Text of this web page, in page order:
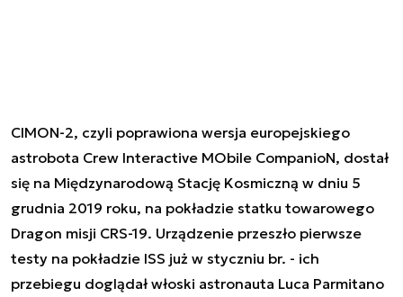
CIMON-2, czyli poprawiona wersja europejskiego
astrobota Crew Interactive MObile CompanioN, dostał
się na Międzynarodową Stację Kosmiczną w dniu 5
grudnia 2019 roku, na pokładzie statku towarowego
Dragon misji CRS-19. Urządzenie przeszło pierwsze
testy na pokładzie ISS już w styczniu br. - ich
przebiegu doglądał włoski astronauta Luca Parmitano